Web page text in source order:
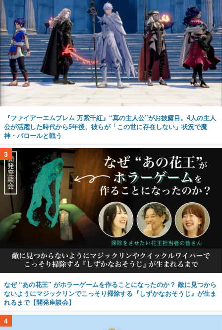
『ファイアーエムブレム 万紫千紅』“真の主人公”がお披露目。4人の主人
公が活躍した時代から5年後、彼らが「この世に存在しない」状況で魔
神・バロールと戦う
3
なぜ “あの花王” がホラーゲームを作ることになったのか？ 敵に見つから
ないようにマジックリンでこっそり掃除する『しずかなおそうじ』が生ま
れるまで【開発座談会】
4